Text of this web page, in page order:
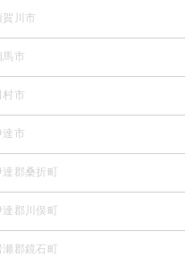
賀川市
馬市
村市
達市
達郡桑折町
達郡川俣町
瀬郡鏡石町